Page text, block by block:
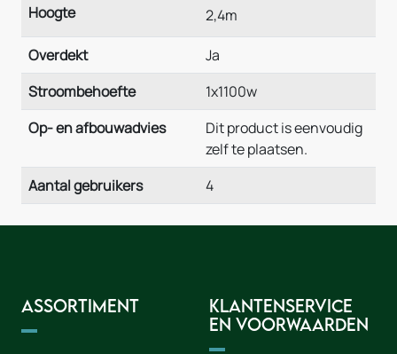
Hoogte 2,4m
Overdekt
Ja
Stroombehoefte
1x1100w
Op- en afbouwadvies
Dit product is eenvoudig
zelf te plaatsen.
Aantal gebruikers
4
Assortiment
Klantenservice
en voorwaarden